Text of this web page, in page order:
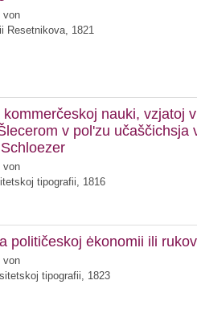
von
Resetnikova, 1821
nauki, vzjatoj
v pol'zu
von
tipografii, 1816
političeskoj ėkonomii ili
von
tipografii, 1823